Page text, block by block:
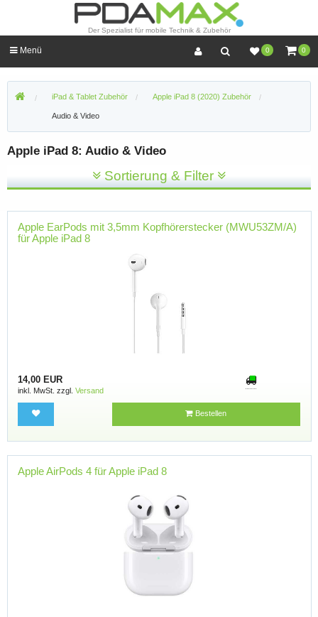
Der Spezialist für mobile Technik & Zubehör
0 0
Menü
iPad & Tablet Zubehör Apple iPad 8 (2020) Zubehör
Audio & Video
Apple iPad 8: Audio & Video
Sortierung & Filter
Apple EarPods mit 3,5mm Kopfhörerstecker (MWU53ZM/A)
für Apple iPad 8
14,00 EUR
inkl. MwSt. zzgl. Versand
Bestellen
Apple AirPods 4 für Apple iPad 8